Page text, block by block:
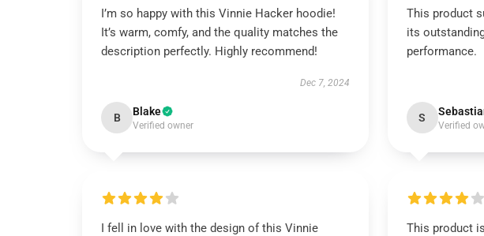
I’m so happy with this Vinnie Hacker hoodie!
It’s warm, comfy, and the quality matches the
description perfectly. Highly recommend!
Dec 7, 2024
B Blake
Verified owner
This product
its
performance.
S
Verified
I fell in love with the design of this Vinnie
This product